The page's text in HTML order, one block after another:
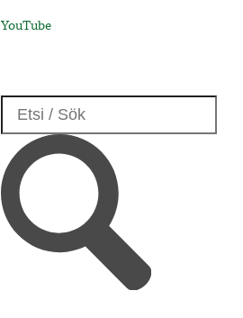
YouTube